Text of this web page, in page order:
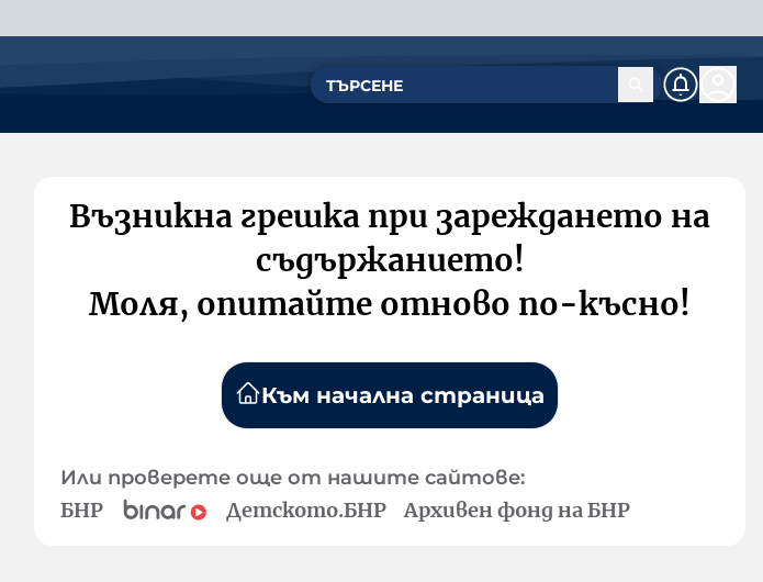
Възникна грешка при зареждането на
съдържанието!
Моля, опитайте отново по-късно!
Към начална страница
Или проверете още от нашите сайтове:
БНР Детското.БНР Архивен фонд на БНР